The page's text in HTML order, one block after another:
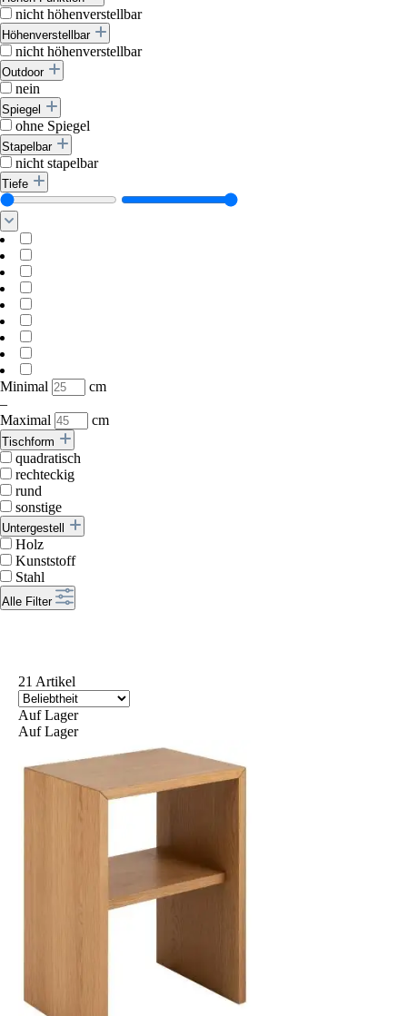
nicht höhenverstellbar
Höhenverstellbar
nicht höhenverstellbar
Outdoor
nein
Spiegel
ohne Spiegel
Stapelbar
nicht stapelbar
Tiefe
Minimal
cm
–
Maximal
cm
Tischform
quadratisch
rechteckig
rund
sonstige
Untergestell
Holz
Kunststoff
Stahl
Alle Filter
21 Artikel
Auf Lager
Auf Lager